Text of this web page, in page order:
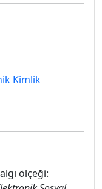
Kimlik
ölçeği: